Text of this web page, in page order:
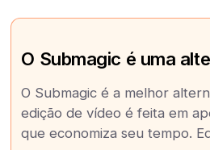
O Submagic é uma
O Submagic é a melhor
edição de vídeo é feita em
que economiza seu tempo.